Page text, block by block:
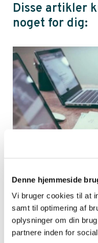
Denne hjemmeside
Vi bruger cookies til at
samt til optimering af
oplysninger om din
partnere inden for
Disse artikler
noget for dig:
Tag ejerskab
aktiv
26. maj, 2026